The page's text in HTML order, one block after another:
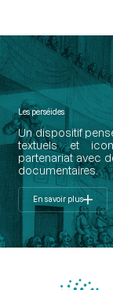
Les perséides
Un dispositif
textuels et
partenariat avec
documentaires.
En savoir plus